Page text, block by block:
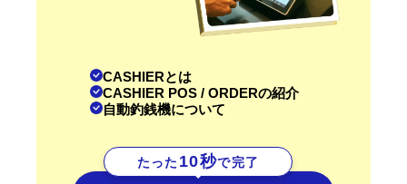
CASHIERとは
CASHIER POS / ORDERの紹介
自動釣銭機について
たった 10秒で完了